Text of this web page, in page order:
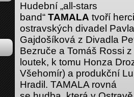
Hudební „all-stars
band“ TAMALA tvoří
ostravských divadel Pavla
Gajdošíková z Divadla
Bezruče a Tomáš Rossi
loutek, k tomu Honza
Všehomír) a produkční
Hradil. TAMALA rovná